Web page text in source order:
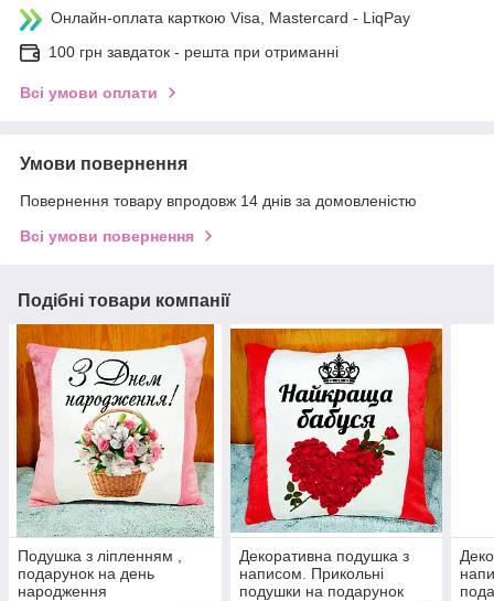
Онлайн-оплата карткою Visa, Mastercard - LiqPay
100 грн завдаток - решта при отриманні
Всі умови оплати
Умови повернення
Повернення товару впродовж 14 днів за домовленістю
Всі умови повернення
Подібні товари компанії
Подушка з ліпленням ,
подарунок на день
народження
Декоративна подушка з
написом. Прикольні
подушки на подарунок